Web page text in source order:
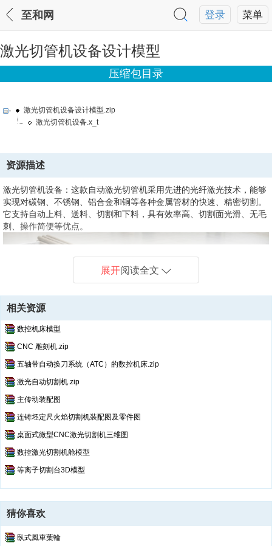
菜单
登录
至和网
激光切管机设备设计模型
压缩包目录
激光切管机设备设计模型.zip
激光切管机设备.x_t
资源描述
激光切管机设备：这款自动激光切管机采用先进的光纤激光技术，能够
实现对碳钢、不锈钢、铝合金和铜等各种金属管材的快速、精密切割。
它支持自动上料、送料、切割和下料，具有效率高、切割面光滑、无毛
刺、操作简便等优点。
展开阅读全文
相关资源
数控机床模型
CNC 雕刻机.zip
五轴带自动换刀系统（ATC）的数控机床.zip
激光自动切割机.zip
主传动装配图
连铸坯定尺火焰切割机装配图及零件图
桌面式微型CNC激光切割机三维图
数控激光切割机舱模型
等离子切割台3D模型
猜你喜欢
臥式風車葉輪